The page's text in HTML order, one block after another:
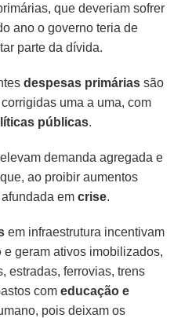
que deveriam sofrer
ano o governo teria de
parte da dívida.
despesas primárias são
uma a uma, com
públicas.
demanda agregada e
ao proibir aumentos
afundada emcrise.
em infraestrutura incentivam
e geram ativos imobilizados,
estradas, ferrovias, trens
com educação e
pois deixam os